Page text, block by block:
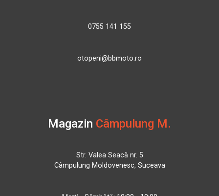
0755 141 155
otopeni@bbmoto.ro
Magazin Câmpulung M.
Str. Valea Seacă nr. 5
Câmpulung Moldovenesc, Suceava